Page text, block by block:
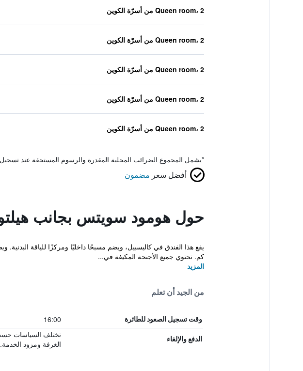
Queen room، 2 من أسرّة الكوين
Queen room، 2 من أسرّة الكوين
Queen room، 2 من أسرّة الكوين
Queen room، 2 من أسرّة الكوين
Queen room، 2 من أسرّة الكوين
*يشمل المجموع الضرائب المحلية المقدرة والرسوم المستحقة عند تسجيل
أفضل سعر مضمون
حول هومود سويتس بجانب
كم. تحتوي جميع الأجنحة المكيفة في...
المزيد
من الجيد أن تعلم
وقت تسجيل الصعود للطائرة 16:00
الدفع والإلغاء
تختلف السياسات
الغرفة ومزود الخدمة.